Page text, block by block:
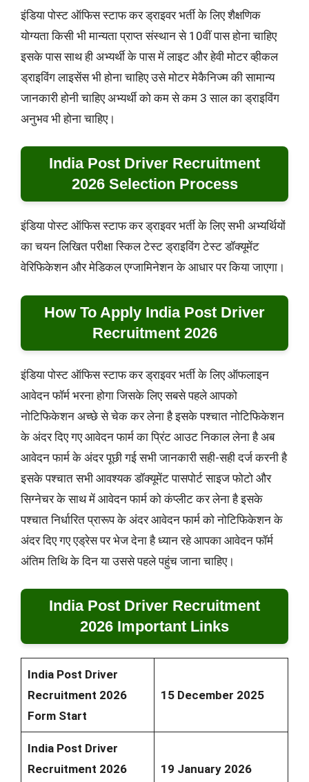
इंडिया पोस्ट ऑफिस स्टाफ कर ड्राइवर भर्ती के लिए शैक्षणिक
योग्यता किसी भी मान्यता प्राप्त संस्थान से 10वीं पास होना चाहिए
इसके पास साथ ही अभ्यर्थी के पास में लाइट और हेवी मोटर व्हीकल
ड्राइविंग लाइसेंस भी होना चाहिए उसे मोटर मेकैनिज्म की सामान्य
जानकारी होनी चाहिए अभ्यर्थी को कम से कम 3 साल का ड्राइविंग
अनुभव भी होना चाहिए।
India Post Driver Recruitment
2026 Selection Process
इंडिया पोस्ट ऑफिस स्टाफ कर ड्राइवर भर्ती के लिए सभी अभ्यर्थियों
का चयन लिखित परीक्षा स्किल टेस्ट ड्राइविंग टेस्ट डॉक्यूमेंट
वेरिफिकेशन और मेडिकल एग्जामिनेशन के आधार पर किया जाएगा।
How To Apply India Post Driver
Recruitment 2026
इंडिया पोस्ट ऑफिस स्टाफ कर ड्राइवर भर्ती के लिए ऑफलाइन
आवेदन फॉर्म भरना होगा जिसके लिए सबसे पहले आपको
नोटिफिकेशन अच्छे से चेक कर लेना है इसके पश्चात नोटिफिकेशन
के अंदर दिए गए आवेदन फार्म का प्रिंट आउट निकाल लेना है अब
आवेदन फार्म के अंदर पूछी गई सभी जानकारी सही-सही दर्ज करनी है
इसके पश्चात सभी आवश्यक डॉक्यूमेंट पासपोर्ट साइज फोटो और
सिग्नेचर के साथ में आवेदन फार्म को कंप्लीट कर लेना है इसके
पश्चात निर्धारित प्रारूप के अंदर आवेदन फार्म को नोटिफिकेशन के
अंदर दिए गए एड्रेस पर भेज देना है ध्यान रहे आपका आवेदन फॉर्म
अंतिम तिथि के दिन या उससे पहले पहुंच जाना चाहिए।
India Post Driver Recruitment
2026 Important Links
India Post Driver
Recruitment 2026
Form Start
15 December 2025
India Post Driver
Recruitment 2026
19 January 2026